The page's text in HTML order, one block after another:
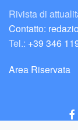
Rivista di
Contatto:
Tel.: +39 346
Area Riservata